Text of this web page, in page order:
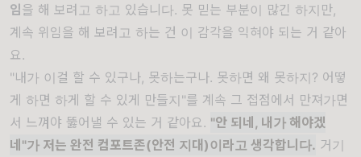
임을 해 보려고 하고 있습니다. 못 믿는 부분이 많긴 하지만,
계속 위임을 해 보려고 하는 건 이 감각을 익혀야 되는 거 같아
요.
"내가 이걸 할 수 있구나, 못하는구나. 못하면 왜 못하지? 어떻
게 하면 하게 할 수 있게 만들지"를 계속 그 접점에서 만져가면
서 느껴야 뚫어낼 수 있는 거 같아요. "안 되네, 내가 해야겠
네"가 저는 완전 컴포트존(안전 지대)이라고 생각합니다. 거기